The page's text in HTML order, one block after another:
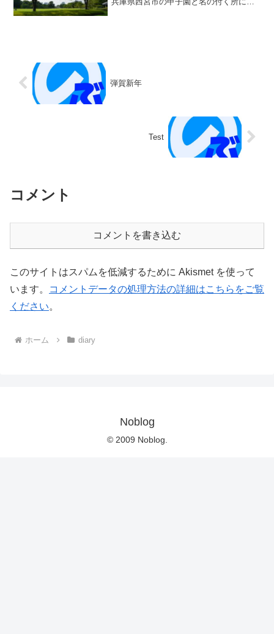
弾賀新年
Test
コメント
コメントを書き込む
このサイトはスパムを低減するために Akismet を使って
います。
コメントデータの処理方法の詳細はこちらをご覧
ください。
ホーム diary
Noblog
© 2009 Noblog.